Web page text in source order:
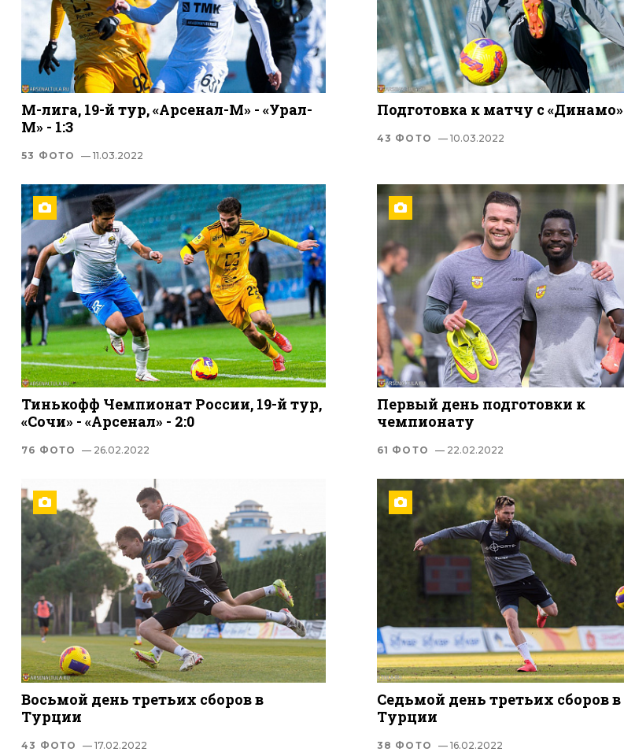
М-лига, 19-й тур, «Арсенал-М» - «Урал-
М» - 1:3
53 ФОТО — 11.03.2022
Подготовка к матчу с «Динамо»
43 ФОТО — 10.03.2022
Тинькофф Чемпионат России, 19-й тур,
«Сочи» - «Арсенал» - 2:0
76 ФОТО — 26.02.2022
Первый день подготовки к
чемпионату
61 ФОТО — 22.02.2022
Восьмой день третьих сборов в
Турции
43 ФОТО — 17.02.2022
Седьмой день третьих сборов в
Турции
38 ФОТО — 16.02.2022